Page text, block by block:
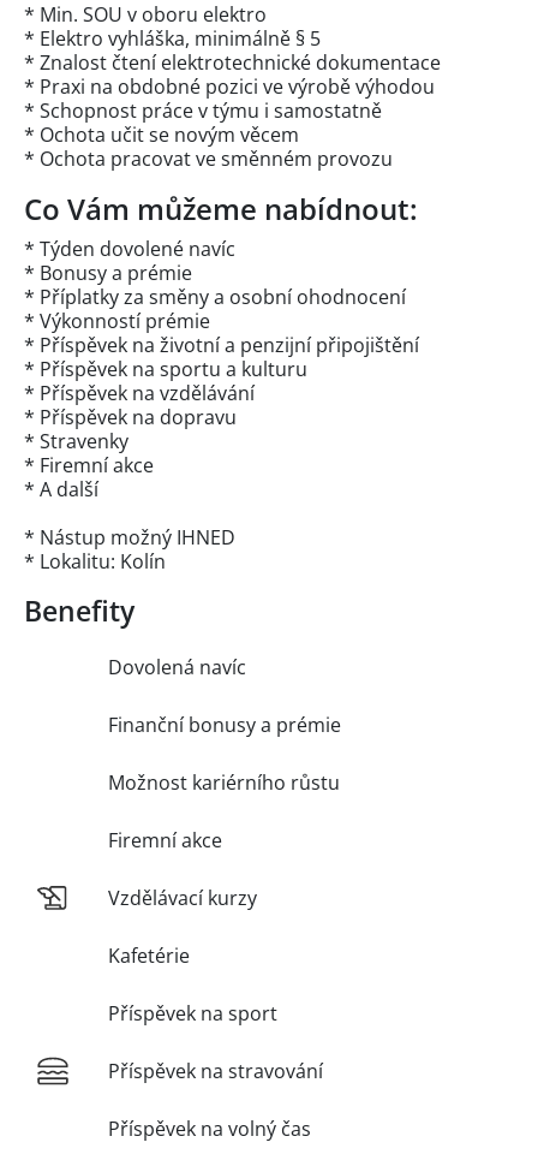
* Min. SOU v oboru elektro
* Elektro vyhláška, minimálně § 5
* Znalost čtení elektrotechnické dokumentace
* Praxi na obdobné pozici ve výrobě výhodou
* Schopnost práce v týmu i samostatně
* Ochota učit se novým věcem
* Ochota pracovat ve směnném provozu
Co Vám můžeme nabídnout:
* Týden dovolené navíc
* Bonusy a prémie
* Příplatky za směny a osobní ohodnocení
* Výkonností prémie
* Příspěvek na životní a penzijní připojištění
* Příspěvek na sportu a kulturu
* Příspěvek na vzdělávání
* Příspěvek na dopravu
* Stravenky
* Firemní akce
* A další
* Nástup možný IHNED
* Lokalitu: Kolín
Benefity
Dovolená navíc
Finanční bonusy a prémie
Možnost kariérního růstu
Firemní akce
Vzdělávací kurzy
Kafetérie
Příspěvek na sport
Příspěvek na stravování
Příspěvek na volný čas